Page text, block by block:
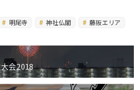
明尾寺 神社仏閣 藤阪エリア
会2018